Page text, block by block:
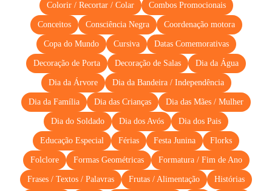
Colorir / Recortar / Colar Combos Promocionais
Conceitos Consciência Negra Coordenação motora
Copa do Mundo Cursiva Datas Comemorativas
Decoração de Porta Decoração de Salas Dia da Água
Dia da Árvore Dia da Bandeira / Independência
Dia da Família Dia das Crianças Dia das Mães / Mulher
Dia do Soldado Dia dos Avós Dia dos Pais
Educação Especial Férias Festa Junina Florks
Folclore Formas Geométricas Formatura / Fim de Ano
Frases / Textos / Palavras Frutas / Alimentação Histórias